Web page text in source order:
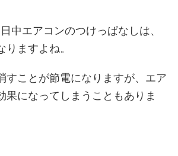
中エアコンのつけっぱなしは、
ますよね。
すことが節電になりますが、エア
果になってしまうこともありま